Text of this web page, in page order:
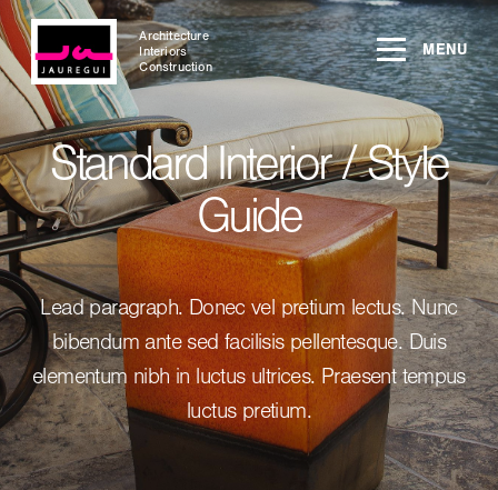
Architecture
Interiors
Construction
MENU
Standard Interior / Style
Guide
Lead paragraph. Donec vel pretium lectus. Nunc
bibendum ante sed facilisis pellentesque. Duis
elementum nibh in luctus ultrices. Praesent tempus
luctus pretium.